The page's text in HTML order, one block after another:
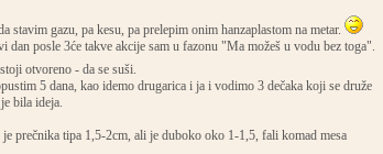
stavim gazu, pa kesu, pa prelepim onim hanzaplastom na metar.
dan posle 3će takve akcije sam u fazonu "Ma možeš u vodu bez toga".
otvoreno - da se suši.
5 dana, kao idemo drugarica i ja i vodimo 3 dečaka koji se druže
bila ideja.
prečnika tipa 1,5-2cm, ali je duboko oko 1-1,5, fali komad mesa